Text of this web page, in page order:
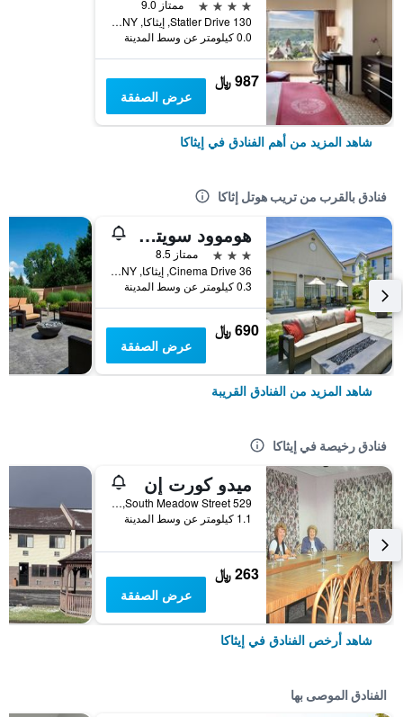
4 نجوم
ممتاز 9.0
130 Statler Drive, إيثاكا, NY, الولايات المتحدة الأميريكية
0.0 كيلومتر عن وسط المدينة
987 ﷼
عرض الصفقة
شاهد المزيد من أهم الفنادق في إيثاكا
فنادق بالقرب من تريب هوتل إثاكا
هوموود سويتس باي هيلتون إثاكا
3 نجوم
ممتاز 8.5
36 Cinema Drive, إيثاكا, NY, الولايات المتحدة الأميريكية
0.3 كيلومتر عن وسط المدينة
690 ﷼
عرض الصفقة
شاهد المزيد من الفنادق القريبة
فنادق رخيصة في إيثاكا
ميدو كورت إن
529 South Meadow Street, إيثاكا, NY, الولايات المتحدة الأميريكية
1.1 كيلومتر عن وسط المدينة
263 ﷼
عرض الصفقة
شاهد أرخص الفنادق في إيثاكا
الفنادق الموصى بها